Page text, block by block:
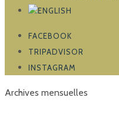
FACEBOOK
TRIPADVISOR
INSTAGRAM
Archives mensuelles